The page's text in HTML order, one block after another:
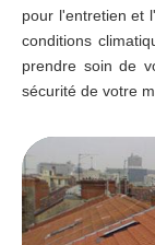
pour l'entretien et
conditions
prendre soin de
sécurité de votre